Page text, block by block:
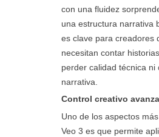
con una fluidez
una estructura narrativa
es clave para creadores
necesitan contar
perder calidad técnica ni
narrativa.
Control creativo
Uno de los aspectos
Veo 3 es que permite